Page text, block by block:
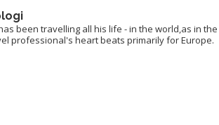
been travelling all his life - in the world,as in the
professional's heart beats primarily for Europe.